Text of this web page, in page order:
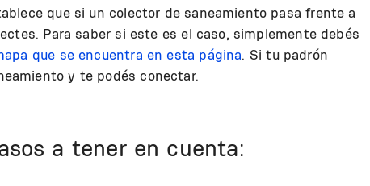
que si un colector de saneamiento pasa frente a
Para saber si este es el caso, simplemente debés
que se encuentra en esta página. Si tu padrón
y te podés conectar.
a tener en cuenta: